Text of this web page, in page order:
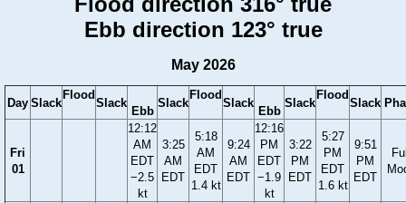
Ebb direction 123° true
May 2026
Day Slack
Flood
Slack
Ebb
Slack
Flood
Slack
Ebb
Slack
Flood
Slack
Fri
01
12:12
AM
EDT
−2.5
kt
3:25
AM
EDT
5:18
AM
EDT
1.4 kt
9:24
AM
EDT
12:16
PM
EDT
−1.9
kt
3:22
PM
EDT
5:27
PM
EDT
1.6 kt
9:51
PM
EDT